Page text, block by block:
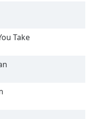
Take